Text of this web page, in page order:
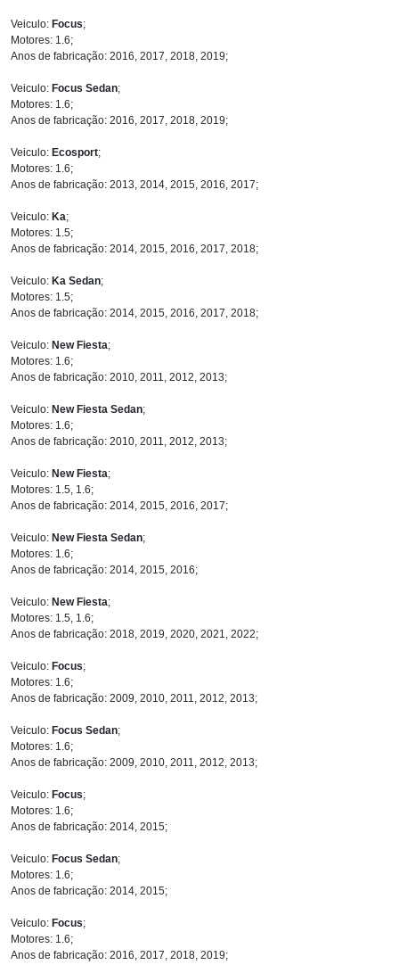
Veiculo: Focus;
Motores: 1.6;
Anos de fabricação: 2016, 2017, 2018, 2019;
Veiculo: Focus Sedan;
Motores: 1.6;
Anos de fabricação: 2016, 2017, 2018, 2019;
Veiculo: Ecosport;
Motores: 1.6;
Anos de fabricação: 2013, 2014, 2015, 2016, 2017;
Veiculo: Ka;
Motores: 1.5;
Anos de fabricação: 2014, 2015, 2016, 2017, 2018;
Veiculo: Ka Sedan;
Motores: 1.5;
Anos de fabricação: 2014, 2015, 2016, 2017, 2018;
Veiculo: New Fiesta;
Motores: 1.6;
Anos de fabricação: 2010, 2011, 2012, 2013;
Veiculo: New Fiesta Sedan;
Motores: 1.6;
Anos de fabricação: 2010, 2011, 2012, 2013;
Veiculo: New Fiesta;
Motores: 1.5, 1.6;
Anos de fabricação: 2014, 2015, 2016, 2017;
Veiculo: New Fiesta Sedan;
Motores: 1.6;
Anos de fabricação: 2014, 2015, 2016;
Veiculo: New Fiesta;
Motores: 1.5, 1.6;
Anos de fabricação: 2018, 2019, 2020, 2021, 2022;
Veiculo: Focus;
Motores: 1.6;
Anos de fabricação: 2009, 2010, 2011, 2012, 2013;
Veiculo: Focus Sedan;
Motores: 1.6;
Anos de fabricação: 2009, 2010, 2011, 2012, 2013;
Veiculo: Focus;
Motores: 1.6;
Anos de fabricação: 2014, 2015;
Veiculo: Focus Sedan;
Motores: 1.6;
Anos de fabricação: 2014, 2015;
Veiculo: Focus;
Motores: 1.6;
Anos de fabricação: 2016, 2017, 2018, 2019;